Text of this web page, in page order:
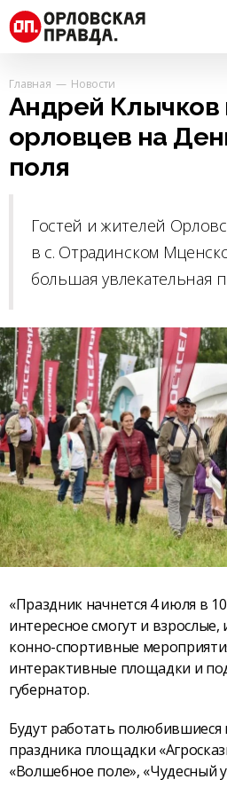
Главная Новости
Андрей Клычков
орловцев на
поля
Гостей и жителей
в с. Отрадинском
большая увлекательная
«Праздник начнется 4 июля в
интересное смогут и
конно-спортивные
интерактивные площадки и
губернатор.
Будут работать
праздника площадки
«Волшебное поле», «Чудесный